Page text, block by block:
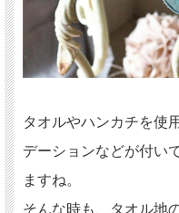
タオルやハンカチを使
デーションなどが付い
ますね。
そんな時も、タオル地